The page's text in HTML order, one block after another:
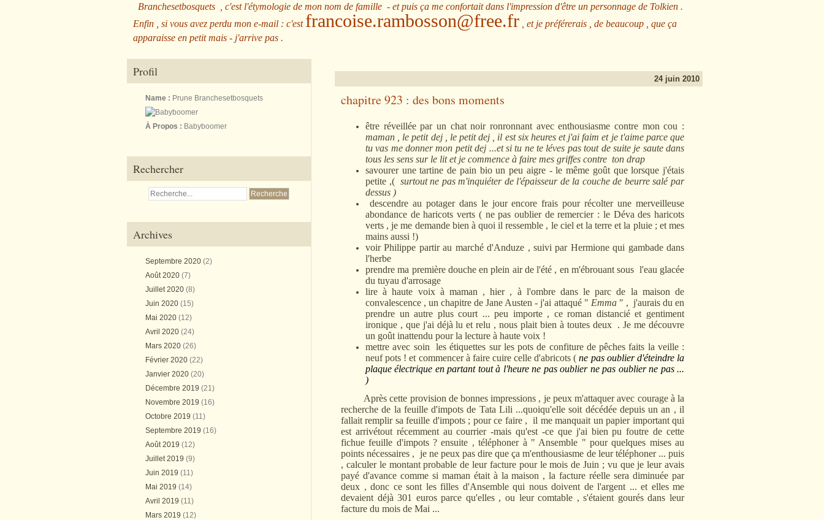
Branchesetbosquets
, c'est l'étymologie de mon nom de famille - et puis ça me confortait dans l'impression d'être un personnage de Tolkien .
Enfin , si vous avez perdu mon e-mail : c'est francoise.rambosson@free.fr , et je préférerais , de beaucoup , que ça
apparaisse en petit mais - j'arrive pas .
Profil
Name : Prune Branchesetbosquets
À Propos : Babyboomer
Rechercher
Archives
Septembre 2020 (2)
Août 2020 (7)
Juillet 2020 (8)
Juin 2020 (15)
Mai 2020 (12)
Avril 2020 (24)
Mars 2020 (26)
Février 2020 (22)
Janvier 2020 (20)
Décembre 2019 (21)
Novembre 2019 (16)
Octobre 2019 (11)
Septembre 2019 (16)
Août 2019 (12)
Juillet 2019 (9)
Juin 2019 (11)
Mai 2019 (14)
Avril 2019 (11)
Mars 2019 (12)
24 juin 2010
chapitre 923 : des bons moments
être réveillée par un chat noir ronronnant avec enthousiasme contre mon cou :
maman , le petit dej , le petit dej , il est six heures et j'ai faim et je t'aime parce que
tu vas me donner mon petit dej ...et si tu ne te léves pas tout de suite je saute dans
tous les sens sur le lit et je commence à faire mes griffes contre ton drap
savourer une tartine de pain bio un peu aigre - le même goût que lorsque j'étais
petite ,( surtout ne pas m'inquiéter de l'épaisseur de la couche de beurre salé par
dessus )
descendre au potager dans le jour encore frais pour récolter une merveilleuse
abondance de haricots verts ( ne pas oublier de remercier : le Déva des haricots
verts , je me demande bien à quoi il ressemble , le ciel et la terre et la pluie ; et mes
mains aussi !)
voir Philippe partir au marché d'Anduze , suivi par Hermione qui gambade dans
l'herbe
prendre ma première douche en plein air de l'été , en m'ébrouant sous l'eau glacée
du tuyau d'arrosage
lire à haute voix à maman , hier , à l'ombre dans le parc de la maison de
convalescence , un chapitre de Jane Austen - j'ai attaqué " Emma" , j'aurais du en
prendre un autre plus court ... peu importe , ce roman distancié et gentiment
ironique , que j'ai déjà lu et relu , nous plait bien à toutes deux . Je me découvre
un goût inattendu pour la lecture à haute voix !
mettre avec soin les étiquettes sur les pots de confiture de pêches faits la veille :
neuf pots ! et commencer à faire cuire celle d'abricots (ne pas oublier d'éteindre la
plaque électrique en partant tout à l'heure ne pas oublier ne pas oublier ne pas ...
)
Après cette provision de bonnes impressions , je peux m'attaquer avec courage à la
recherche de la feuille d'impots de Tata Lili ...quoiqu'elle soit décédée depuis un an , il
fallait remplir sa feuille d'impots ; pour ce faire , il me manquait un papier important qui
est arrivétout récemment au courrier -mais qu'est -ce que j'ai bien pu foutre de cette
fichue feuille d'impots ? ensuite , téléphoner à " Ansemble " pour quelques mises au
points nécessaires , je ne peux pas dire que ça m'enthousiasme de leur téléphoner ... puis
, calculer le montant probable de leur facture pour le mois de Juin ; vu que je leur avais
payé d'avance comme si maman était à la maison , la facture réelle sera diminuée par
deux , donc ce sont les filles d'Ansemble qui nous doivent de l'argent ... et elles me
devaient déjà 301 euros parce qu'elles , ou leur comtable , s'étaient gourés dans leur
facture du mois de Mai ...